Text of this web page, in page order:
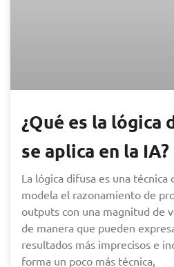
¿Qué es la lógica
se aplica en la IA?
La lógica difusa es una técnica
modela el razonamiento de
outputs con una magnitud de
de manera que pueden
resultados más imprecisos e
forma un poco más técnica,